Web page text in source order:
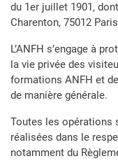
du 1er juillet 1901,
Charenton, 75012
L’ANFH s’engage à
la vie privée des
formations ANFH et
de manière générale.
Toutes les opérations
réalisées dans le
notamment du